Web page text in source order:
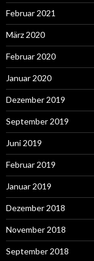
Februar 2021
März 2020
Februar 2020
Januar 2020
Dezember 2019
September 2019
Juni 2019
Februar 2019
Januar 2019
Dezember 2018
November 2018
September 2018